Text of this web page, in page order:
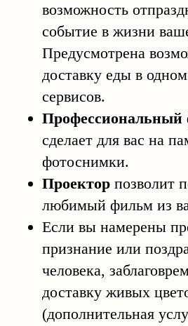
возможность
событие в жизни
Предусмотрена
доставку еды в
сервисов.
Профессиональный
сделает для вас на
фотоснимки.
Проектор позволит
любимый фильм из
Если вы намерены
признание или
человека,
доставку живых
(дополнительная